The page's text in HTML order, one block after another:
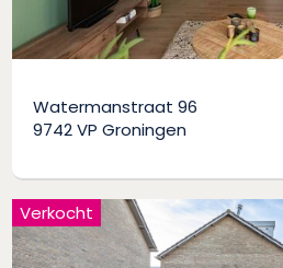
Watermanstraat 96
9742 VP Groningen
Verkocht